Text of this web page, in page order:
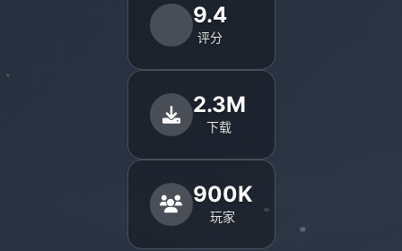
9.4
评分
2.3M
下载
900K
玩家